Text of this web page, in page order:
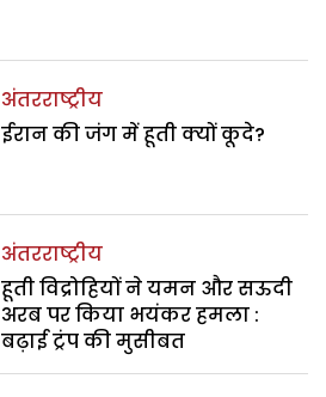
अंतरराष्ट्रीय
ईरान की जंग में हूती क्यों कूदे?
अंतरराष्ट्रीय
हूती विद्रोहियों ने यमन और सऊदी
अरब पर किया भयंकर हमला :
बढ़ाई ट्रंप की मुसीबत